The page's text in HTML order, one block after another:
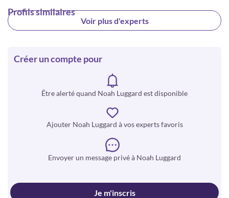
Profils similaires
Voir plus d'experts
Créer un compte pour
Être alerté quand Noah Luggard est disponible
Ajouter Noah Luggard à vos experts favoris
Envoyer un message privé à Noah Luggard
Je m'inscris